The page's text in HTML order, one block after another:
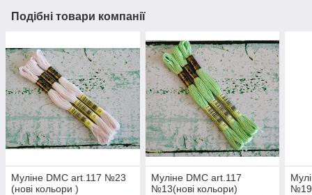
Подібні товари компанії
Муліне DMC art.117 №23
(нові кольори )
Муліне DMC art.117
№13(нові кольори)